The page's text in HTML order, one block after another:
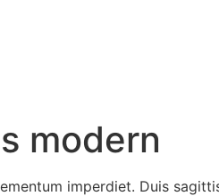
modern
imperdiet. Duis